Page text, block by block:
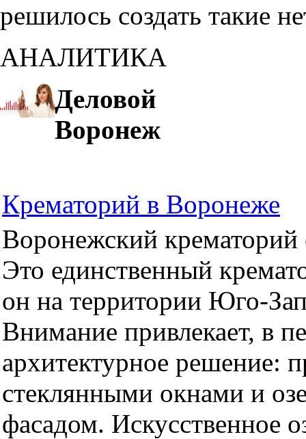
решилось создать такие
АНАЛИТИКА
Деловой
Воронеж
Крематорий в Воронеже
Воронежский крематорий
Это единственный
он на территории Юго-
Внимание привлекает, в
архитектурное решение:
стеклянными окнами и
фасадом. Искусственное